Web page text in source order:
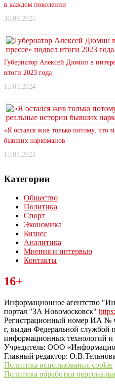
в каждом поколении
30.09.2025
Губернатор Алексей Дюмин в
итоги 2023 года
15.01.2024
«Я остался жив только потому, что
бывших наркоманов
17.01.2023
Категории
Общество
Политика
Спорт
Экономика
Бизнес
Аналитика
Мнения и интервью
Контакты
Читайте последние новости дня
“ЗаНовомосковск”
16+
Информационное агентство
портал "ЗА Новомосковск"
Регистрационный номер ИА №
г, выдан Федеральной службой
информационных технологий
Учредитель: ООО
Главный редактор:
Политика использования cookie
Политика обработки